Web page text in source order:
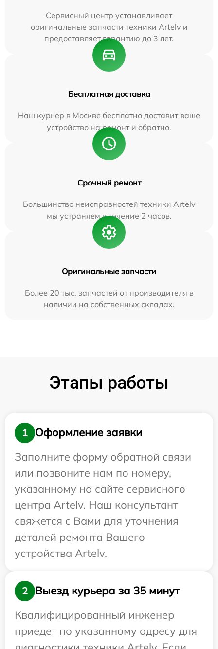
Сервисный центр устанавливает
оригинальные запчасти техники Artelv и
предоставляет гарантию до 3 лет.
Бесплатная доставка
Наш курьер в Москве бесплатно доставит ваше
устройство на ремонт и обратно.
Срочный ремонт
Большинство неисправностей техники Artelv
мы устраняем в течение 2 часов.
Оригинальные запчасти
Более 20 тыс. запчастей от производителя в
наличии на собственных складах.
Этапы работы
1
Оформление заявки
Заполните форму обратной связи
или позвоните нам по номеру,
указанному на сайте сервисного
центра Artelv. Наш консультант
свяжется с Вами для уточнения
деталей ремонта Вашего
устройства Artelv.
2
Выезд курьера за 35 минут
Квалифицированный инженер
приедет по указанному адресу для